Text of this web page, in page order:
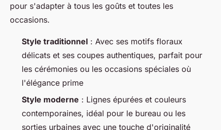
pour s'adapter à tous les goûts et toutes les
occasions.
Style traditionnel : Avec ses motifs floraux
délicats et ses coupes authentiques, parfait pour
les cérémonies ou les occasions spéciales où
l'élégance prime
Style moderne : Lignes épurées et couleurs
contemporaines, idéal pour le bureau ou les
sorties urbaines avec une touche d'originalité